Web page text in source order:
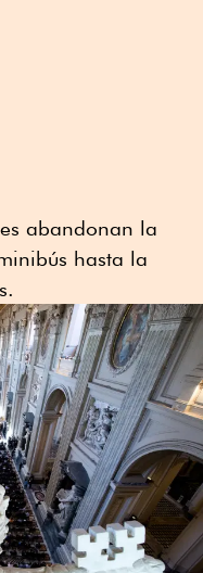
abandonan la
hasta la